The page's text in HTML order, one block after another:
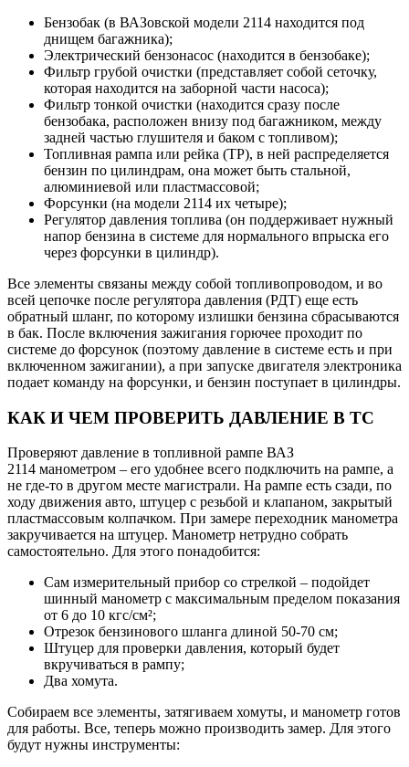
Бензобак (в ВАЗовской модели 2114 находится под
днищем багажника);
Электрический бензонасос (находится в бензобаке);
Фильтр грубой очистки (представляет собой сеточку,
которая находится на заборной части насоса);
Фильтр тонкой очистки (находится сразу после
бензобака, расположен внизу под багажником, между
задней частью глушителя и баком с топливом);
Топливная рампа или рейка (ТР), в ней распределяется
бензин по цилиндрам, она может быть стальной,
алюминиевой или пластмассовой;
Форсунки (на модели 2114 их четыре);
Регулятор давления топлива (он поддерживает нужный
напор бензина в системе для нормального впрыска его
через форсунки в цилиндр).
Все элементы связаны между собой топливопроводом, и во
всей цепочке после регулятора давления (РДТ) еще есть
обратный шланг, по которому излишки бензина сбрасываются
в бак. После включения зажигания горючее проходит по
системе до форсунок (поэтому давление в системе есть и при
включенном зажигании), а при запуске двигателя электроника
подает команду на форсунки, и бензин поступает в цилиндры.
КАК И ЧЕМ ПРОВЕРИТЬ ДАВЛЕНИЕ В ТС
Проверяют давление в топливной рампе ВАЗ
2114 манометром – его удобнее всего подключить на рампе, а
не где-то в другом месте магистрали. На рампе есть сзади, по
ходу движения авто, штуцер с резьбой и клапаном, закрытый
пластмассовым колпачком. При замере переходник манометра
закручивается на штуцер. Манометр нетрудно собрать
самостоятельно. Для этого понадобится:
Сам измерительный прибор со стрелкой – подойдет
шинный манометр с максимальным пределом показания
от 6 до 10 кгс/см²;
Отрезок бензинового шланга длиной 50-70 см;
Штуцер для проверки давления, который будет
вкручиваться в рампу;
Два хомута.
Собираем все элементы, затягиваем хомуты, и манометр готов
для работы. Все, теперь можно производить замер. Для этого
будут нужны инструменты: